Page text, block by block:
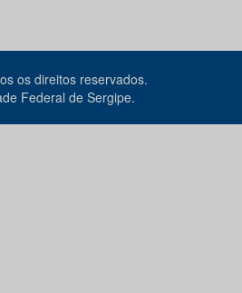
os direitos reservados.
Federal de Sergipe.